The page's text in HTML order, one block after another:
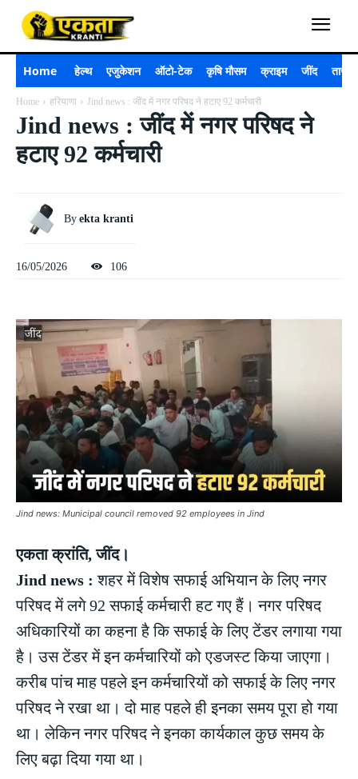
Home हेल्थ एजुकेशन ऑटो-टेक कृषि मौसम क्राइम जींद ताजा
Home हरियाणा Jind news : जींद में नगर परिषद ने हटाए 92 कर्मचारी
Jind news : जींद में नगर परिषद ने
हटाए 92 कर्मचारी
By ekta kranti
16/05/2026 106
Jind news: Municipal council removed 92 employees in Jind
एकता क्रांति, जींद।
Jind news : शहर में विशेष सफाई अभियान के लिए नगर
परिषद में लगे 92 सफाई कर्मचारी हट गए हैं। नगर परिषद
अधिकारियों का कहना है कि सफाई के लिए टेंडर लगाया गया
है। उस टेंडर में इन कर्मचारियों को एडजस्ट किया जाएगा।
करीब पांच माह पहले इन कर्मचारियों को सफाई के लिए नगर
परिषद ने रखा था। दो माह पहले ही इनका समय पूरा हो गया
था। लेकिन नगर परिषद ने इनका कार्यकाल कुछ समय के
लिए बढ़ा दिया गया था।